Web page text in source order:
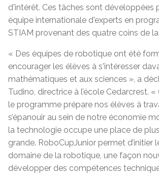
d'intérêt. Ces tâches sont développées
équipe internationale d'experts en
STIAM provenant des quatre coins de
« Des équipes de robotique ont été
encourager les élèves à s'intéresser
mathématiques et aux sciences », a
Tudino, directrice à l’école Cedarcrest. «
le programme prépare nos élèves à
s’épanouir au sein de notre économie
la technologie occupe une place de
grande. RoboCupJunior permet d’initier
domaine de la robotique, une façon
développer des compétences